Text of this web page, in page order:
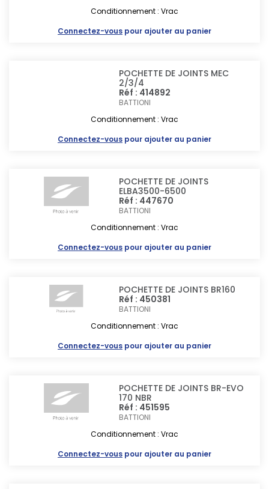
Conditionnement : Vrac
Connectez-vous pour ajouter au panier
POCHETTE DE JOINTS MEC
2/3/4
Réf : 414892
BATTIONI
Conditionnement : Vrac
Connectez-vous pour ajouter au panier
POCHETTE DE JOINTS
ELBA3500-6500
Réf : 447670
BATTIONI
Conditionnement : Vrac
Connectez-vous pour ajouter au panier
POCHETTE DE JOINTS BR160
Réf : 450381
BATTIONI
Conditionnement : Vrac
Connectez-vous pour ajouter au panier
POCHETTE DE JOINTS BR-EVO
170 NBR
Réf : 451595
BATTIONI
Conditionnement : Vrac
Connectez-vous pour ajouter au panier